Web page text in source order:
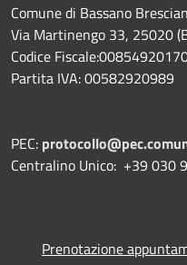
Comune di Bassano
Via Martinengo 33, 25020
Codice
Partita IVA: 00582920989
PEC:
Centralino Unico: +39 030
Prenotazione